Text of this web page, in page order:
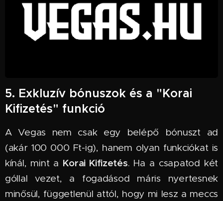
5. Exkluzív bónuszok és a "Korai
Kifizetés" funkció
A Vegas nem csak egy belépő bónuszt ad
(akár 100 000 Ft-ig), hanem olyan funkciókat is
kínál, mint a Korai Kifizetés. Ha a csapatod két
góllal vezet, a fogadásod máris nyertesnek
minősül, függetlenül attól, hogy mi lesz a meccs